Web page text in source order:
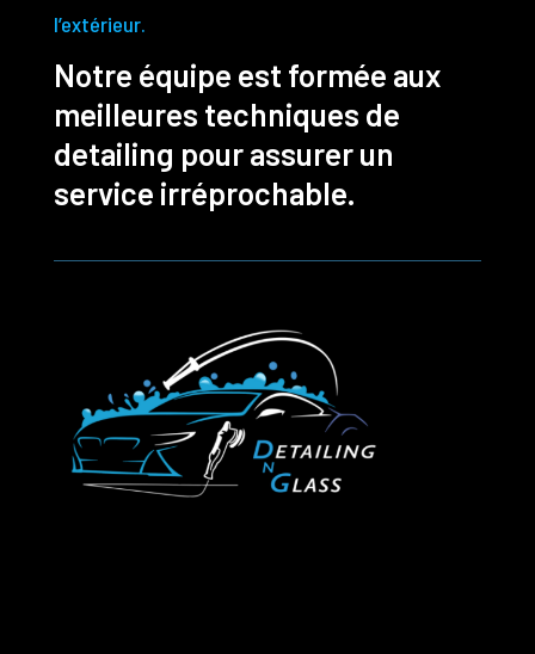
l’extérieur.
Notre équipe est formée aux
meilleures techniques de
detailing pour assurer un
service irréprochable.